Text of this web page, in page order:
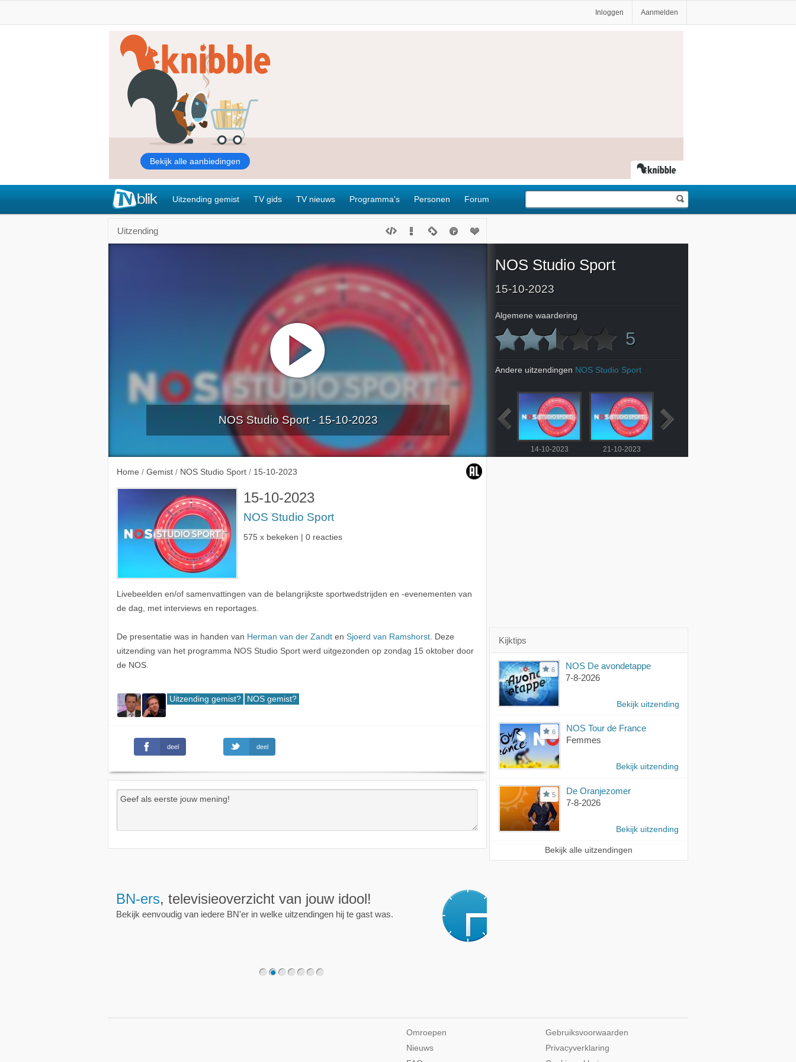
Inloggen Aanmelden
Uitzending gemist TV gids TV nieuws Programma's Personen Forum
Uitzending
NOS Studio Sport - 15-10-2023
Home / Gemist / NOS Studio Sport / 15-10-2023
15-10-2023
NOS Studio Sport
575 x bekeken | 0 reacties
Livebeelden en/of samenvattingen van de belangrijkste sportwedstrijden en -evenementen van
de dag, met interviews en reportages.
De presentatie was in handen van Herman van der Zandt en Sjoerd van Ramshorst . Deze
uitzending van het programma NOS Studio Sport werd uitgezonden op zondag 15 oktober door
de NOS.
Uitzending gemist? NOS gemist?
deel deel
NOS Studio Sport
15-10-2023
Algemene waardering
5
Andere uitzendingen NOS Studio Sport
Eredivisie NOS Formule 1 GP Qatar Live 14-10-2023 21-10-2023
Kijktips
6
NOS De avondetappe
7-8-2026
Bekijk uitzending
6
NOS Tour de France
Femmes
Bekijk uitzending
5
De Oranjezomer
7-8-2026
Bekijk uitzending
Bekijk alle uitzendingen
Wekkers, altijd op de hoogte!
Zet een wekker op een programma of persoon en je krijgt een mailtje als er een
Omroepen
Nieuws
Gebruiksvoorwaarden
Privacyverklaring